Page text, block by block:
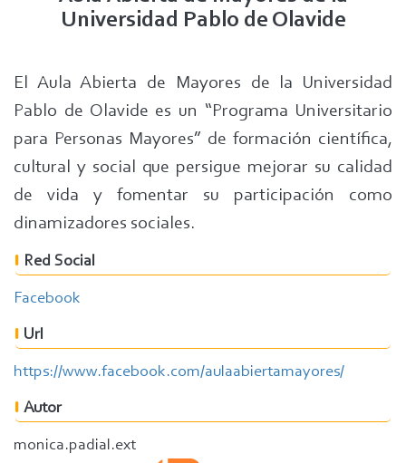
Universidad Pablo de Olavide
El Aula Abierta de Mayores de la Universidad
Pablo de Olavide es un “Programa Universitario
para Personas Mayores” de formación científica,
cultural y social que persigue mejorar su calidad
de vida y fomentar su participación como
dinamizadores sociales.
Red Social
Facebook
Url
https://www.facebook.com/aulaabiertamayores/
Autor
monica.padial.ext